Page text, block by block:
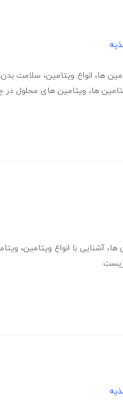
ها، انواع ویتامین، سلامت بدن
ها، ویتامین های محلول در
ها، آشنایی با انواع ویتامین،